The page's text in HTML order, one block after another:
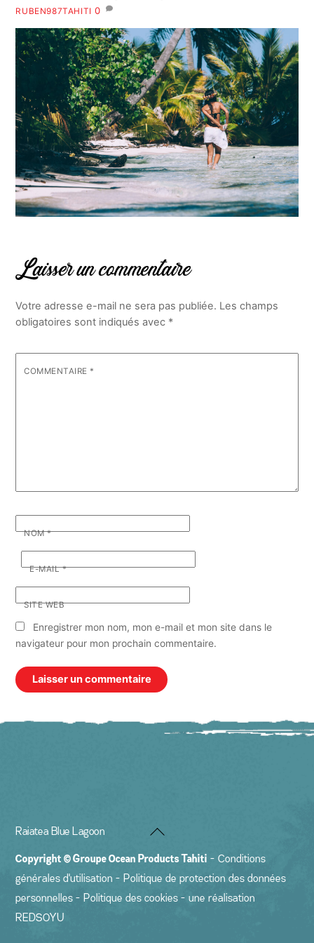
RUBEN987TAHITI 0
Laisser un commentaire
Votre adresse e-mail ne sera pas publiée. Les champs
obligatoires sont indiqués avec *
COMMENTAIRE *
NOM*
E-MAIL*
SITE WEB
Enregistrer mon nom, mon e-mail et mon site dans le
navigateur pour mon prochain commentaire.
Back
Top
Raiatea Blue Lagoon
Copyright ©Groupe Ocean Products Tahiti -Conditions
générales d'utilisation -Politique de protection des données
personnelles -Politique des cookies - une réalisation
REDSOYU